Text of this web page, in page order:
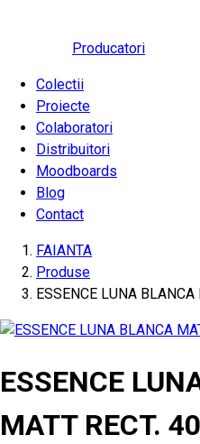
Producatori
Colectii
Proiecte
Colaboratori
Distribuitori
Moodboards
Blog
Contact
FAIANTA
Produse
ESSENCE LUNA
ESSENCE
MATT RECT.